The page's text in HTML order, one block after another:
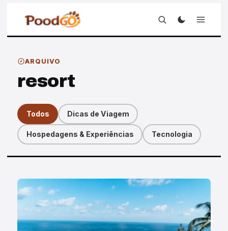
ARQUIVO
resort
Todos Dicas de Viagem
Hospedagens & Experiências Tecnologia
Artigos